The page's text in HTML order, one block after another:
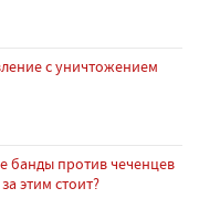
с уничтожением
банды против чеченцев
этим стоит?